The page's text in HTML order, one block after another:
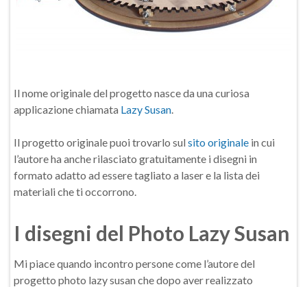
Il nome originale del progetto nasce da una curiosa
applicazione chiamata Lazy Susan.
Il progetto originale puoi trovarlo sul sito originale in cui
l’autore ha anche rilasciato gratuitamente i disegni in
formato adatto ad essere tagliato a laser e la lista dei
materiali che ti occorrono.
I disegni del Photo Lazy Susan
Mi piace quando incontro persone come l’autore del
progetto photo lazy susan che dopo aver realizzato